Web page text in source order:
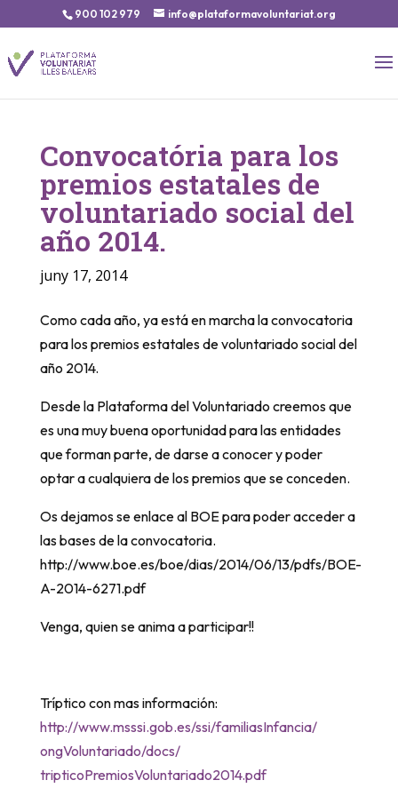
900 102 979 info@plataformavoluntariat.org
Convocatória para los
premios estatales de
voluntariado social del
año 2014.
juny 17, 2014
Como cada año, ya está en marcha la convocatoria
para los premios estatales de voluntariado social del
año 2014.
Desde la Plataforma del Voluntariado creemos que
es una muy buena oportunidad para las entidades
que forman parte, de darse a conocer y poder
optar a cualquiera de los premios que se conceden.
Os dejamos se enlace al BOE para poder acceder a
las bases de la convocatoria.
http://www.boe.es/boe/dias/2014/06/13/pdfs/BOE-
A-2014-6271.pdf
Venga, quien se anima a participar!!
Tríptico con mas información:
http://www.msssi.gob.es/ssi/familiasInfancia/
ongVoluntariado/docs/
tripticoPremiosVoluntariado2014.pdf